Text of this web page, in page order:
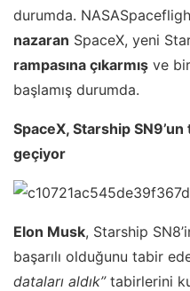
durumda.
nazaran SpaceX, yeni
rampasına çıkarmış ve
başlamış durumda.
SpaceX, Starship
geçiyor
Elon Musk, Starship
başarılı olduğunu tabir
dataları aldık”tabirlerini